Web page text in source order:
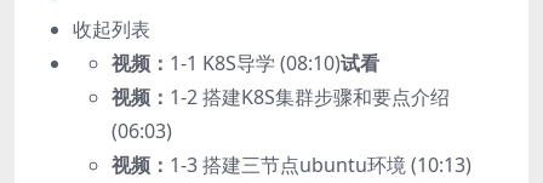
收起列表
视频： 1-1 K8S导学 (08:10)试看
视频： 1-2 搭建K8S集群步骤和要点介绍
(06:03)
视频： 1-3 搭建三节点ubuntu环境 (10:13)